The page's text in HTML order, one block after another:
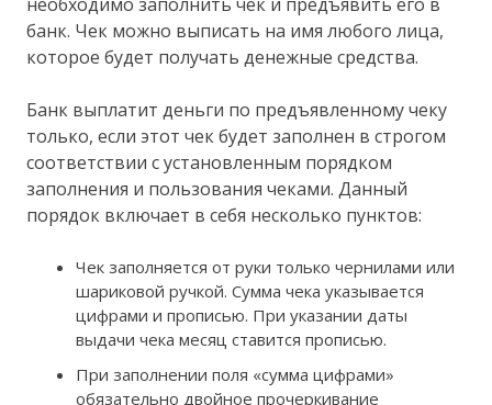
банк. Чек можно выписать на имя любого лица,
которое будет получать денежные средства.
Банк выплатит деньги по предъявленному чеку
только, если этот чек будет заполнен в строгом
соответствии с установленным порядком
заполнения и пользования чеками. Данный
порядок включает в себя несколько пунктов:
Чек заполняется от руки только чернилами или
шариковой ручкой. Сумма чека указывается
цифрами и прописью. При указании даты
выдачи чека месяц ставится прописью.
При заполнении поля «сумма цифрами»
обязательно двойное прочеркивание